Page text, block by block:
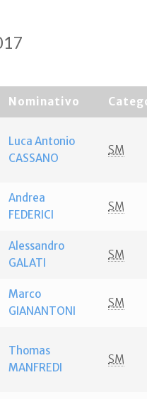
Nominativo
Luca Antonio
CASSANO
SM
Andrea
FEDERICI
SM
Alessandro
GALATI
SM
Marco
GIANANTONI
SM
Thomas
MANFREDI
SM